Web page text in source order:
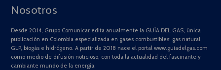
Nosotros
Desde 2014, Grupo Comunicar edita anualmente la GUÍA DEL GAS, única
publicación en Colombia especializada en gases combustibles: gas natural,
GLP, biogás e hidrógeno. A partir de 2018 nace el portal www.guiadelgas.com
como medio de difusión noticioso, con toda la actualidad del fascinante y
cambiante mundo de la energía.